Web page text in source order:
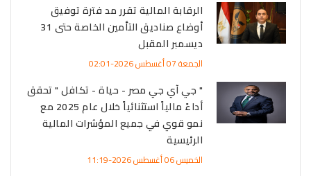
الرقابة المالية تقرر مد فترة توفيق
أوضاع صناديق التأمين الخاصة حتى 31
ديسمبر المقبل
الجمعة 07 أغسطس 2026-02:01
" جي آي جي مصر - حياة - تكافل " تحقق
أداءً مالياً استثنائياً خلال عام 2025 مع
نمو قوي في جميع المؤشرات المالية
الرئيسية
الخميس 06 أغسطس 2026-11:19